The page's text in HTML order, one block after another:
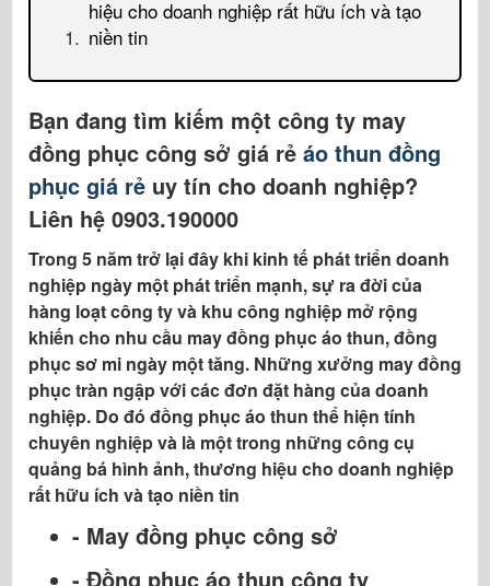
hiệu cho doanh nghiệp rất hữu ích và tạo
niền tin
- Đồng phục áo thun công ty
- Quần áo bảo hộ lao động
- Áo sơ mi văn phòng
- Đồng phục bảo hộ lao động
- Đồng phục nón kết nón lưỡi trai
- Đồng phục quán cafe
- Tạp dề
Những mẫu đồng phục chúng tôi đã may
tại Đắk Nông
Nắm được tâm lý đó của khách hàng, hàng
loạt các công ty may đồng phục trẻ ra đời
không ngừng cải tiến mẫu mã, chất lượng
để đáp ứng kịp thời nhu cầu của doanh
nghiệp, và làm hài lòng khách hàng. Trong
những mẫu đồng phục hiện nay, áo thun
đồng phục là mặt hàng nóng và đang được
ưa chuộng nhiều nhất bởi tính thoải mái và
Bạn đang tìm kiếm một công ty may
đồng phục công sở giá rẻ áo thun đồng
phục giá rẻ uy tín cho doanh nghiệp?
Liên hệ 0903.190000
Trong 5 năm trở lại đây khi kinh tế phát triển doanh
nghiệp ngày một phát triển mạnh, sự ra đời của
hàng loạt công ty và khu công nghiệp mở rộng
khiến cho nhu cầu may đồng phục áo thun, đồng
phục sơ mi ngày một tăng. Những xưởng may đồng
phục tràn ngập với các đơn đặt hàng của doanh
nghiệp. Do đó đồng phục áo thun thể hiện tính
chuyên nghiệp và là một trong những công cụ
quảng bá hình ảnh, thương hiệu cho doanh nghiệp
rất hữu ích và tạo niền tin
- May đồng phục công sở
- Đồng phục áo thun công ty